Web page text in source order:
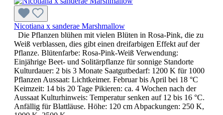
Nicotiana x sanderae Marshmallow
Die Pflanzen blühen mit vielen Blüten in Rosa-Pink, die zu
Weiß verblassen, dies gibt einen dreifarbigen Effekt auf der
Pflanze. Blütenfarbe: Rosa-Pink-Weiß Verwendung:
Einjährige Beet- und Solitärpflanze für sonnige Standorte
Kulturdauer: 2 bis 3 Monate Saatgutbedarf: 1200 K für 1000
Pflanzen Aussaat: Lichtkeimer. Februar bis April bei 18 °C
Keimzeit: 14 bis 20 Tage Pikieren: ca. 4 Wochen nach der
Aussaat Kulturhinweis: Temperatur senken auf 12 bis 16 °C.
Anfällig für Blattläuse. Höhe: 120 cm Abpackungen: 250 K,